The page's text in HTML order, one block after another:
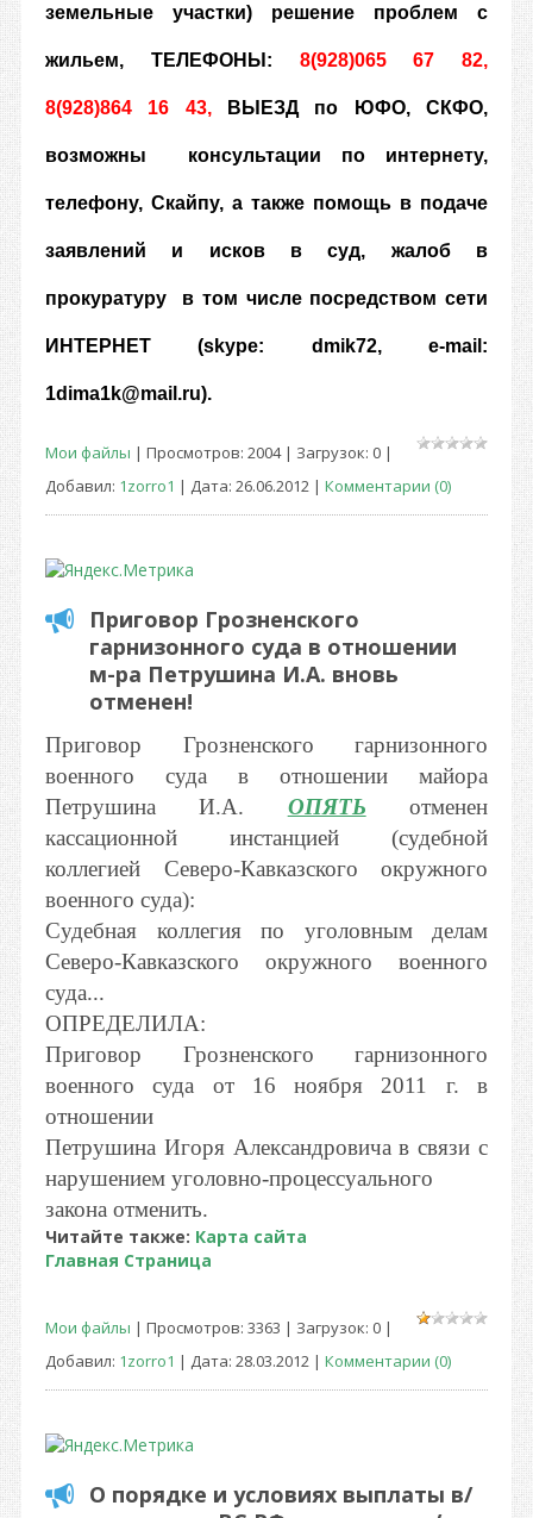
земельные участки) решение проблем с
жильем, ТЕЛЕФОНЫ: 8(928)065 67 82,
8(928)864 16 43,ВЫЕЗД по ЮФО, СКФО,
возможны консультации по интернету,
телефону, Скайпу, а также помощь в подаче
заявлений и исков в суд, жалоб в
прокуратуру в том числе посредством сети
ИНТЕРНЕТ (skype: dmik72, e-mail:
1dima1k@mail.ru).
Мои файлы | Просмотров: 2004 | Загрузок: 0 |
Добавил: 1zorro1 | Дата: 26.06.2012 | Комментарии (0)
Приговор Грозненского
гарнизонного суда в отношении
м-ра Петрушина И.А. вновь
отменен!
Приговор Грозненского гарнизонного
военного суда в отношении майора
Петрушина И.А. ОПЯТЬ отменен
кассационной инстанцией (судебной
коллегией Северо-Кавказского окружного
военного суда):
Судебная коллегия по уголовным делам
Северо-Кавказского окружного военного
суда...
ОПРЕДЕЛИЛА:
Приговор Грозненского гарнизонного
военного суда от 16 ноября 2011 г. в
отношении
Петрушина Игоря Александровича в связи с
нарушением уголовно-процессуального
закона отменить.
Читайте также: Карта сайта
Главная Страница
Мои файлы | Просмотров: 3363 | Загрузок: 0 |
Добавил: 1zorro1 | Дата: 28.03.2012 | Комментарии (0)
О порядке и условиях выплаты в/